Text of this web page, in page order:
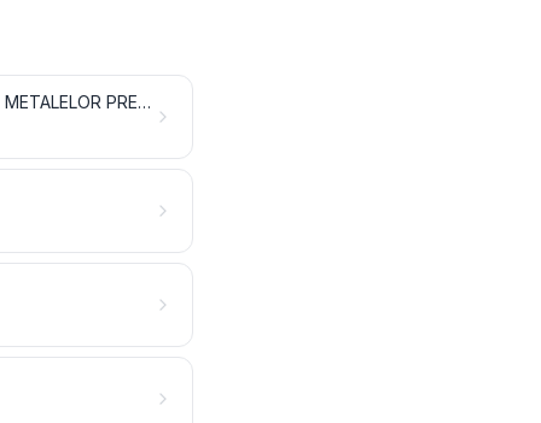
PRODUSE CHIMICE ANORGANICE; COMPUȘI ANORGANICI SAU ORGANICI AI METALELOR PREȚIOASE, AI ELEMENTELOR RADIOACTIVE, AI METALELOR DE PĂMÂNTURI RARE SAU AI IZOTOPILOR